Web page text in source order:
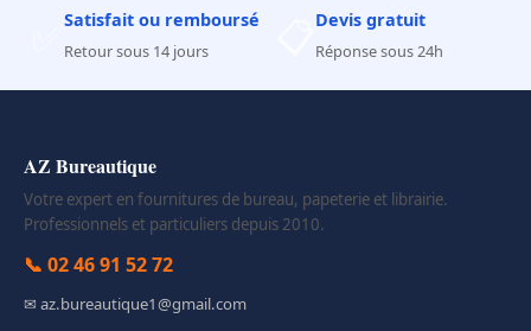
Satisfait ou remboursé
Retour sous 14 jours
Devis gratuit
Réponse sous 24h
AZ Bureautique
Votre expert en fournitures de bureau, papeterie et librairie.
Professionnels et particuliers depuis 2010.
📞 02 46 91 52 72
✉ az.bureautique1@gmail.com